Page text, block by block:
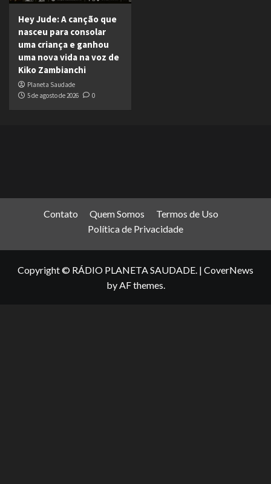
Hey Jude: A canção que
nasceu para consolar
uma criança e ganhou
uma nova vida na voz de
Kiko Zambianchi
Planeta Saudade
5 de agosto de 2026
0
Contato Quem Somos
Termos de Uso
Política de Privacidade
Copyright © RÁDIO PLANETA SAUDADE. | CoverNews
by AF themes.